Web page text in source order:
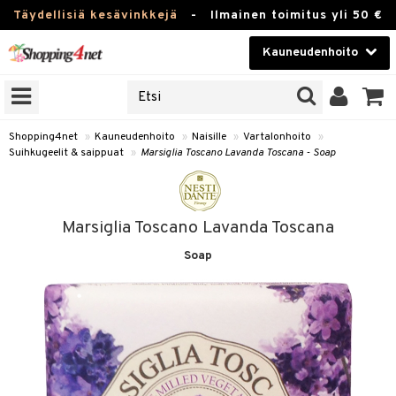
Täydellisiä kesävinkkejä - Ilmainen toimitus yli 50 €
Kauneudenhoito
Kauneudenhoito
Piilolinssit
Lelut, Lapsi & Vauva
Tuotemerkkejä
Kampanjat
Shopping4net » Kauneudenhoito » Naisille » Vartalonhoito
»
Suihkugeelit & saippuat » Marsiglia Toscano Lavanda Toscana - Soap
Marsiglia Toscano Lavanda Toscana
Soap
/ Kammat
tuotteet